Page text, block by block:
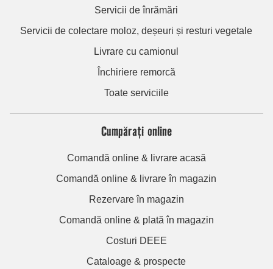
Servicii de înrămări
Servicii de colectare moloz, deșeuri și resturi vegetale
Livrare cu camionul
Închiriere remorcă
Toate serviciile
Cumpărați online
Comandă online & livrare acasă
Comandă online & livrare în magazin
Rezervare în magazin
Comandă online & plată în magazin
Costuri DEEE
Cataloage & prospecte